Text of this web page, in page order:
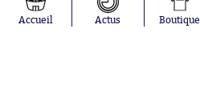
Pavel Šulc
Josh Maja
Accueil Actus Boutique